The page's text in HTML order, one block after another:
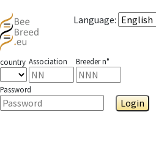
Language:
country Association Breeder n°
Password
Login